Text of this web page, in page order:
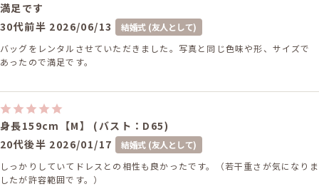
満足です
30代前半 2026/06/13
結婚式 (友人として)
バッグをレンタルさせていただきました。写真と同じ色味や形、サイズで
あったので満足です。
身長159cm【M】 (バスト：D65)
20代後半 2026/01/17
結婚式 (友人として)
しっかりしていてドレスとの相性も良かったです。（若干重さが気になりま
したが許容範囲です。）